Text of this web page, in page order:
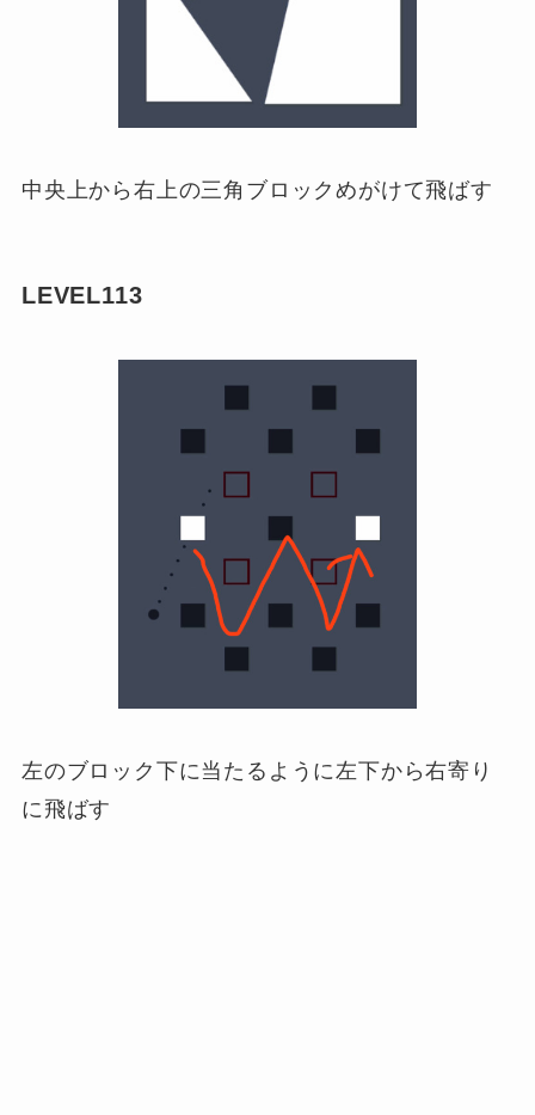
中央上から右上の三角ブロックめがけて飛ばす
LEVEL113
左のブロック下に当たるように左下から右寄り
に飛ばす